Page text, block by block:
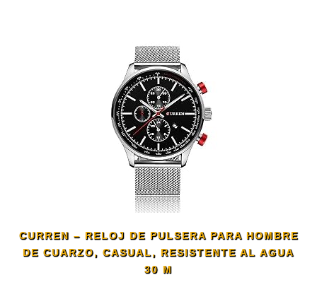
CURREN – RELOJ DE PULSERA PARA HOMBRE
DE CUARZO, CASUAL, RESISTENTE AL AGUA
30 M